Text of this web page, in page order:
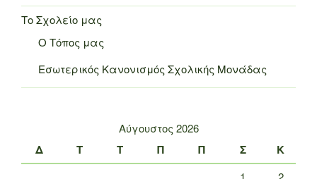
Το Σχολείο μας
Ο Τόπος μας
Εσωτερικός Κανονισμός Σχολικής Μονάδας
Αύγουστος 2026
Δ Τ Τ Π Π Σ Κ